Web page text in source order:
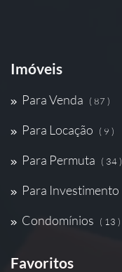
Imóveis
Para Venda ( 87 )
Para Locação ( 9 )
Para Permuta ( 34 )
Para Investimento
Condomínios ( 13 )
Favoritos